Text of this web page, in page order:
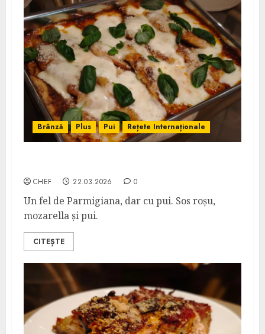
Brânză Plus Pui Rețete Internaționale
CHEF 22.03.2026 0
Un fel de Parmigiana, dar cu pui. Sos roșu,
mozarella și pui.
CITEȘTE